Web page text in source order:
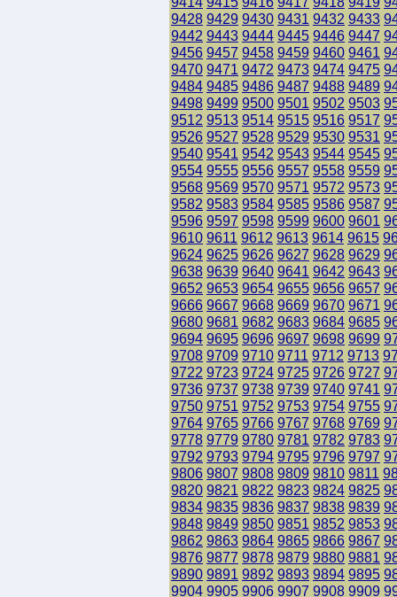
9428 9429 9430 9431 9432 9433
9442 9443 9444 9445 9446 9447
9456 9457 9458 9459 9460 9461
9470 9471 9472 9473 9474 9475
9484 9485 9486 9487 9488 9489
9498 9499 9500 9501 9502 9503
9512 9513 9514 9515 9516 9517
9526 9527 9528 9529 9530 9531
9540 9541 9542 9543 9544 9545
9554 9555 9556 9557 9558 9559
9568 9569 9570 9571 9572 9573
9582 9583 9584 9585 9586 9587
9596 9597 9598 9599 9600 9601
9610 9611 9612 9613 9614 9615
9624 9625 9626 9627 9628 9629
9638 9639 9640 9641 9642 9643
9652 9653 9654 9655 9656 9657
9666 9667 9668 9669 9670 9671
9680 9681 9682 9683 9684 9685
9694 9695 9696 9697 9698 9699
9708 9709 9710 9711 9712 9713
9722 9723 9724 9725 9726 9727
9736 9737 9738 9739 9740 9741
9750 9751 9752 9753 9754 9755
9764 9765 9766 9767 9768 9769
9778 9779 9780 9781 9782 9783
9792 9793 9794 9795 9796 9797
9806 9807 9808 9809 9810 9811
9820 9821 9822 9823 9824 9825
9834 9835 9836 9837 9838 9839
9848 9849 9850 9851 9852 9853
9862 9863 9864 9865 9866 9867
9876 9877 9878 9879 9880 9881
9890 9891 9892 9893 9894 9895
9904 9905 9906 9907 9908 9909